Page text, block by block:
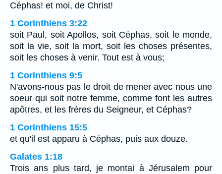
Céphas! et moi, de Christ!
1 Corinthiens 3:22
soit Paul, soit Apollos, soit Céphas, soit le monde,
soit la vie, soit la mort, soit les choses présentes,
soit les choses à venir. Tout est à vous;
1 Corinthiens 9:5
N'avons-nous pas le droit de mener avec nous une
soeur qui soit notre femme, comme font les autres
apôtres, et les frères du Seigneur, et Céphas?
1 Corinthiens 15:5
et qu'il est apparu à Céphas, puis aux douze.
Galates 1:18
Trois ans plus tard, je montai à Jérusalem pour